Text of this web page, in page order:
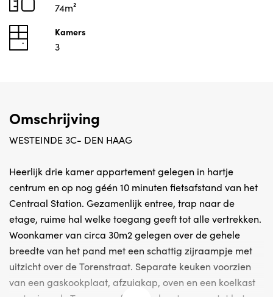
74m²
Kamers
3
Omschrijving
WESTEINDE 3C- DEN HAAG
Heerlijk drie kamer appartement gelegen in hartje
centrum en op nog géén 10 minuten fietsafstand van het
Centraal Station. Gezamenlijk entree, trap naar de
etage, ruime hal welke toegang geeft tot alle vertrekken.
Woonkamer van circa 30m2 gelegen over de gehele
breedte van het pand met een schattig zijraampje met
uitzicht over de Torenstraat. Separate keuken voorzien
van een gaskookplaat, afzuigkap, oven en een koelkast